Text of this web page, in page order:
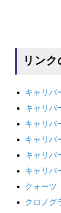
リン
キャリバ
キャリバ
キャリバ
キャリバ
キャリバ
キャリバ
クォーツ
クロノグ